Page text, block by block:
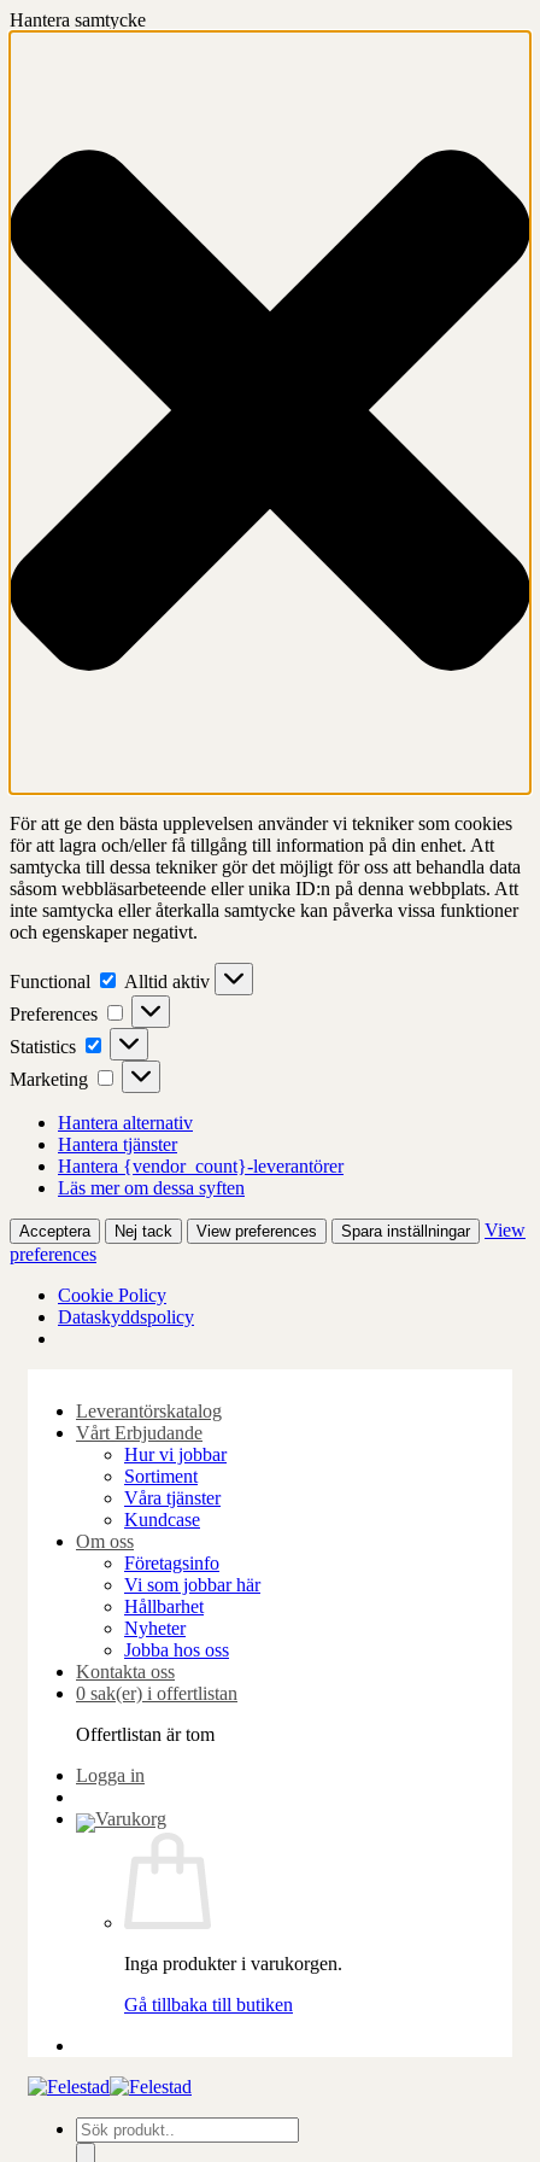
Hantera samtycke
För att ge den bästa upplevelsen använder vi tekniker som cookies
för att lagra och/eller få tillgång till information på din enhet. Att
samtycka till dessa tekniker gör det möjligt för oss att behandla data
såsom webbläsarbeteende eller unika ID:n på denna webbplats. Att
inte samtycka eller återkalla samtycke kan påverka vissa funktioner
och egenskaper negativt.
Functional Functional
Alltid aktiv
Preferences
Preferences
Statistics Statistics
Marketing Marketing
Hantera alternativ
Hantera tjänster
Hantera {vendor_count}-leverantörer
Läs mer om dessa syften
Acceptera Nej tack View preferences Spara inställningar
View
preferences
Cookie Policy
Dataskyddspolicy
content
Leverantörskatalog
Vårt Erbjudande
Hur vi jobbar
Sortiment
Våra tjänster
Kundcase
Om oss
Företagsinfo
Vi som jobbar här
Hållbarhet
Nyheter
Jobba hos oss
Kontakta oss
0 sak(er) i offertlistan
Offertlistan är tom
Logga in
Inga produkter i varukorgen.
Gå tillbaka till butiken
Produktsökning